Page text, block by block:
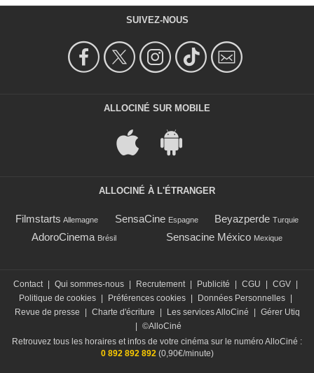
SUIVEZ-NOUS
ALLOCINÉ SUR MOBILE
ALLOCINÉ À L'ÉTRANGER
Filmstarts Allemagne SensaCine Espagne Beyazperde Turquie
AdoroCinema Brésil Sensacine México Mexique
Contact Qui sommes-nous Recrutement Publicité CGU CGV
Politique de cookies
Préférences cookies Données Personnelles
Revue de presse
Charte d'écriture Les services AlloCiné
Gérer Utiq
©AlloCiné
Retrouvez tous les horaires et infos de votre cinéma sur le numéro AlloCiné :
0 892 892 892(0,90€/minute)